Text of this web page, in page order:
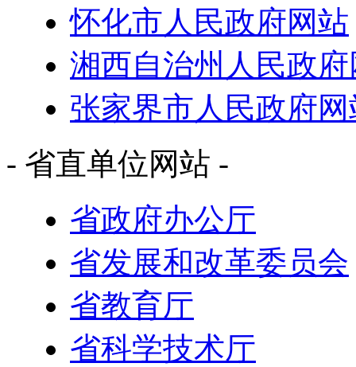
怀化市人民政府网站
湘西自治州人民政
张家界市人民政府网
- 省直单位网站 -
省政府办公厅
省发展和改革委员会
省教育厅
省科学技术厅